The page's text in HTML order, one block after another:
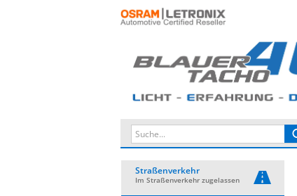
Straßenverkehr
Im Straßenverkehr zugelassen